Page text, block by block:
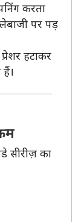
करता
पर पड़
हटाकर
सीरीज़ का